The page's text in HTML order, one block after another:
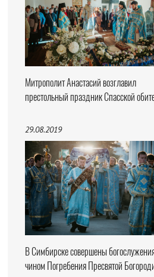
Митрополит Анастасий возглавил
престольный праздник Спасской
29.08.2019
В Симбирске совершены
чином Погребения Пресвятой